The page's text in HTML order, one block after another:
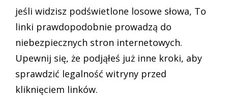
jeśli widzisz podświetlone losowe słowa, To
linki prawdopodobnie prowadzą do
niebezpiecznych stron internetowych.
Upewnij się, że podjąłeś już inne kroki, aby
sprawdzić legalność witryny przed
kliknięciem linków.